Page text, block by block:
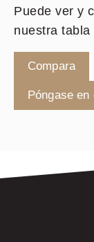
Puede ver y
nuestra
Compara
Póngase